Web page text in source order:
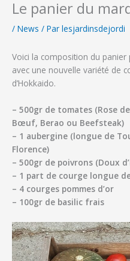
Le panier du
/ News / Par lesjardinsdejordi
Voici la composition du
avec une nouvelle variété de
d’Hokkaido.
– 500gr de tomates (Rose
Bœuf, Berao ou Beefsteak)
– 1 aubergine (longue de
Florence)
– 500gr de poivrons (Doux
– 1 part de courge longue
– 4 courges pommes d’or
– 100gr de basilic frais